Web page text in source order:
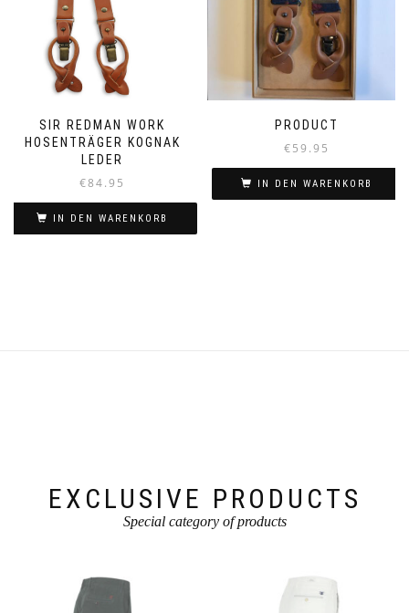
SIR REDMAN WORK
HOSENTRÄGER KOGNAK
LEDER
€84.95
IN DEN WARENKORB
PRODUCT
€59.95
IN DEN WARENKORB
EXCLUSIVE PRODUCTS
Special category of products